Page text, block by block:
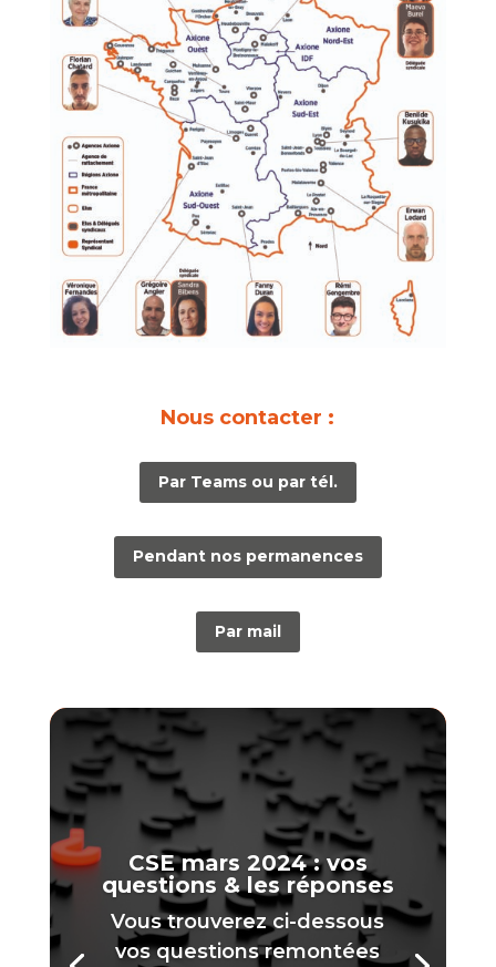
Nous contacter :
Par Teams ou par tél.
Pendant nos permanences
Par mail
CSE mars 2024 : vos
questions & les réponses
Vous trouverez ci-dessous
vos questions remontées